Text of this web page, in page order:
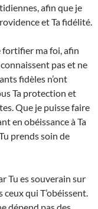
afin que je
et Ta fidélité.
fortifier ma foi, afin
pas et ne
fidèles n’ont
Ta protection et
Que je puisse faire
en obéissance à Ta
prends soin de
Tu es souverain sur
ceux qui T’obéissent.